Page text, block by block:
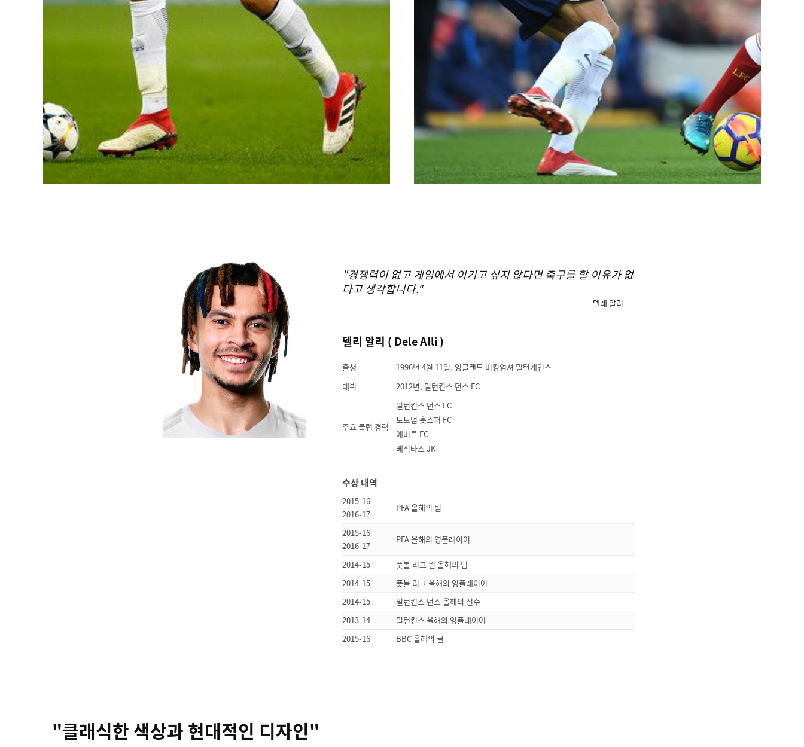
"경쟁력이 없고 게임에서 이기고 싶지 않다면 축구를 할 이유가 없
다고 생각합니다."
- 델레 알리
델리 알리 ( Dele Alli )
출생
1996년 4월 11일, 잉글랜드 버킹엄셔 밀턴케인스
데뷔
2012년, 밀턴킨스 던스 FC
주요 클럽 경력
밀턴킨스 던스 FC
토트넘 홋스퍼 FC
에버튼 FC
베식타스 JK
수상 내역
2015-16
2016-17
PFA 올해의 팀
2015-16
2016-17
PFA 올해의 영플레이어
2014-15
풋볼 리그 원 올해의 팀
2014-15
풋볼 리그 올해의 영플레이어
2014-15
밀턴킨스 던스 올해의 선수
2013-14
밀턴킨스 올해의 영플레이어
2015-16
BBC 올해의 골
"클래식한 색상과 현대적인 디자인"